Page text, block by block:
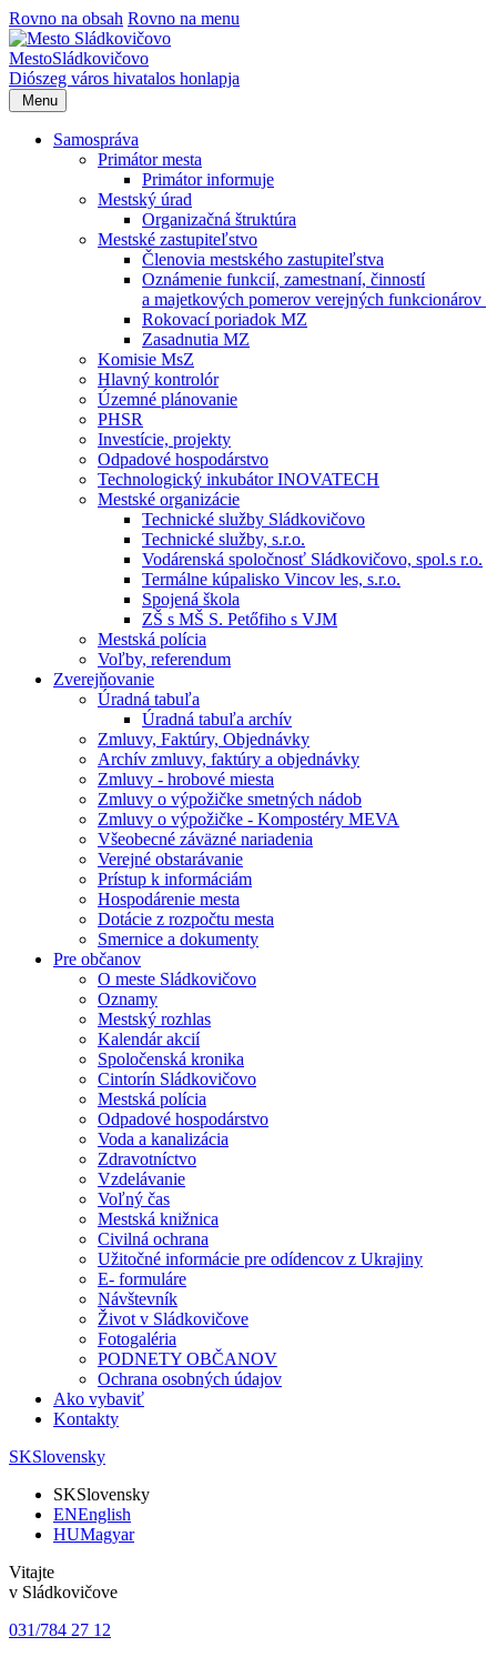
Rovno na obsah Rovno na menu
MestoSládkovičovo
Diószeg város hivatalos honlapja
Menu
Samospráva
Primátor mesta
Primátor informuje
Mestský úrad
Organizačná štruktúra
Mestské zastupiteľstvo
Členovia mestského zastupiteľstva
Oznámenie funkcií, zamestnaní, činností
a majetkových pomerov verejných funkcionárov
Rokovací poriadok MZ
Zasadnutia MZ
Komisie MsZ
Hlavný kontrolór
Územné plánovanie
PHSR
Investície, projekty
Odpadové hospodárstvo
Technologický inkubátor INOVATECH
Mestské organizácie
Technické služby Sládkovičovo
Technické služby, s.r.o.
Vodárenská spoločnosť Sládkovičovo, spol.s r.o.
Termálne kúpalisko Vincov les, s.r.o.
Spojená škola
ZŠ s MŠ S. Petőfiho s VJM
Mestská polícia
Voľby, referendum
Zverejňovanie
Úradná tabuľa
Úradná tabuľa archív
Zmluvy, Faktúry, Objednávky
Archív zmluvy, faktúry a objednávky
Zmluvy - hrobové miesta
Zmluvy o výpožičke smetných nádob
Zmluvy o výpožičke - Kompostéry MEVA
Všeobecné záväzné nariadenia
Verejné obstarávanie
Prístup k informáciám
Hospodárenie mesta
Dotácie z rozpočtu mesta
Smernice a dokumenty
Pre občanov
O meste Sládkovičovo
Oznamy
Mestský rozhlas
Kalendár akcií
Spoločenská kronika
Cintorín Sládkovičovo
Mestská polícia
Odpadové hospodárstvo
Voda a kanalizácia
Zdravotníctvo
Vzdelávanie
Voľný čas
Mestská knižnica
Civilná ochrana
Užitočné informácie pre odídencov z Ukrajiny
E- formuláre
Návštevník
Život v Sládkovičove
Fotogaléria
PODNETY OBČANOV
Ochrana osobných údajov
Ako vybaviť
Kontakty
SKSlovensky
SKSlovensky
ENEnglish
HUMagyar
Vitajte
v Sládkovičove
031/784 27 12